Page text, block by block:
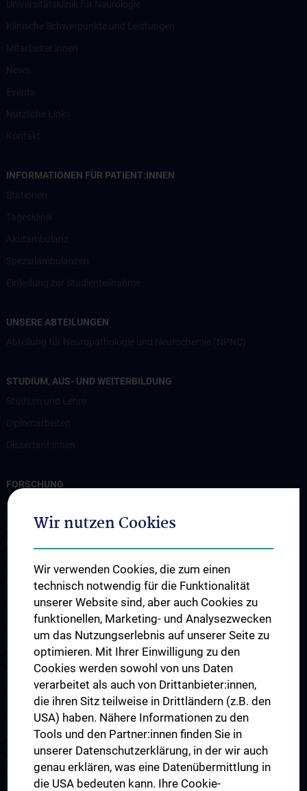
INFORMATIONEN FÜR PATIENT:INNEN
UNSERE ABTEILUNGEN
STUDIUM, AUS- UND WEITERBILDUNG
FORSCHUNG
Professur für Experimentelle Hirnstimulation / TPS
Arbeitsgruppe für Amyotrophe Lateralsklerose und andere
Arbeitsgruppe für Gedächtnisstörungen und
Demenzerkrankungen
Arbeitsgruppe Epilepsie
Arbeitsgruppe für Idiopathische intrakranielle Hypertension (IIH)
Arbeitsgruppe für Neurogenetik
Arbeitsgruppe für Neuroimmunologie
Arbeitsgruppe für Neuromuskuläre Erkrankungen
Arbeitsgruppe für Neuroonkologie
Arbeitsgruppe Neuropsychologie
Arbeitsgruppe für Schlafstörungen und schlafassoziierte
Störungen
Wir nutzen Cookies
Wir verwenden Cookies, die zum einen
technisch notwendig für die Funktionalität
unserer Website sind, aber auch Cookies zu
funktionellen, Marketing- und Analysezwecken
um das Nutzungserlebnis auf unserer Seite zu
optimieren. Mit Ihrer Einwilligung zu den
Cookies werden sowohl von uns Daten
verarbeitet als auch von Drittanbieter:innen,
die ihren Sitz teilweise in Drittländern (z.B. den
USA) haben. Nähere Informationen zu den
Tools und den Partner:innen finden Sie in
unserer Datenschutzerklärung, in der wir auch
genau erklären, was eine Datenübermittlung in
die USA bedeuten kann. Ihre Cookie-